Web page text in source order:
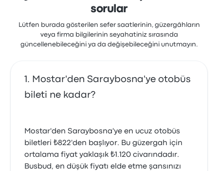
3 saat geç kaldı kalkış için
1.0 üzerinden 5 yıldız
sorular
Lütfen burada gösterilen sefer saatlerinin, güzergâhların
veya firma bilgilerinin seyahatiniz sırasında
güncellenebileceğini ya da değişebileceğini unutmayın.
Mostar'den Saraybosna'ye otobüs
bileti ne kadar?
Mostar'den Saraybosna'ye en ucuz otobüs
biletleri ₺822'den başlıyor. Bu güzergah için
ortalama fiyat yaklaşık ₺1.120 civarındadır.
Busbud, en düşük fiyatı elde etme şansınızı